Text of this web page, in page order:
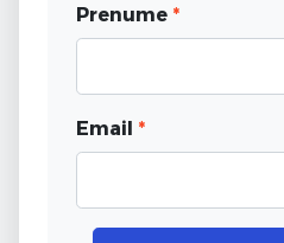
Prenume *
Email *